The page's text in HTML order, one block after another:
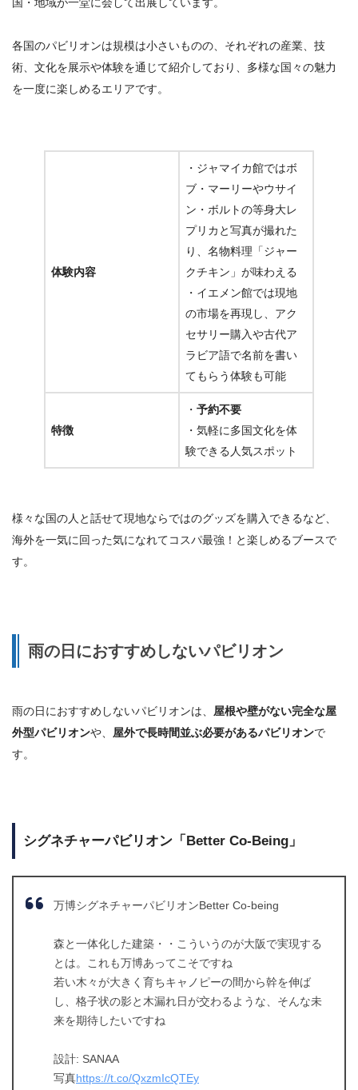
各国のパビリオンは規模は小さいものの、それぞれの産業、技
術、文化を展示や体験を通じて紹介しており、多様な国々の魅力
を一度に楽しめるエリアです。
体験内容
・ジャマイカ館ではボ
ブ・マーリーやウサイ
ン・ボルトの等身大レ
プリカと写真が撮れた
り、名物料理「ジャー
クチキン」が味わえる
・イエメン館では現地
の市場を再現し、アク
セサリー購入や古代ア
ラビア語で名前を書い
てもらう体験も可能
特徴
・ 予約不要
・気軽に多国文化を体
験できる人気スポット
様々な国の人と話せて現地ならではのグッズを購入できるなど、
海外を一気に回った気になれてコスパ最強！と楽しめるブースで
す。
雨の日におすすめしないパビリオン
雨の日におすすめしないパビリオンは、 屋根や壁がない完全な屋
外型パビリオンや、 屋外で長時間並ぶ必要があるパビリオンで
す。
シグネチャーパビリオン「Better Co-Being」
万博シグネチャーパビリオンBetter Co-being
森と一体化した建築・・こういうのが大阪で実現する
とは。これも万博あってこそですね
若い木々が大きく育ちキャノピーの間から幹を伸ば
し、格子状の影と木漏れ日が交わるような、そんな未
来を期待したいですね
設計: SANAA
写真https://t.co/QxzmIcQTEy